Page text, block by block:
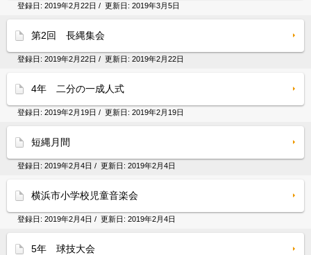
登録日: 2019年2月22日 / 更新日: 2019年3月5日
第2回 長縄集会
登録日: 2019年2月22日 / 更新日: 2019年2月22日
4年 二分の一成人式
登録日: 2019年2月19日 / 更新日: 2019年2月19日
短縄月間
登録日: 2019年2月4日 / 更新日: 2019年2月4日
横浜市小学校児童音楽会
登録日: 2019年2月4日 / 更新日: 2019年2月4日
5年 球技大会